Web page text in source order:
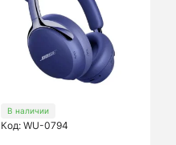
В наличии
Код: WU-0794